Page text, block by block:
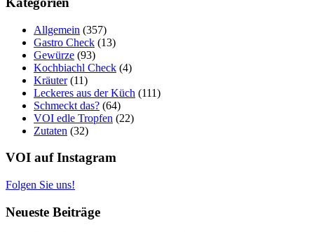
Allgemein (357)
Gastro Check (13)
Gewürze (93)
Kochbiachl Check (4)
Kräuter(11)
Leckeres aus der Küch (111)
Schmeckt das? (64)
VOI edle Tropfen (22)
Zutaten (32)
VOI auf Instagram
Folgen Sie uns!
Neueste Beiträge